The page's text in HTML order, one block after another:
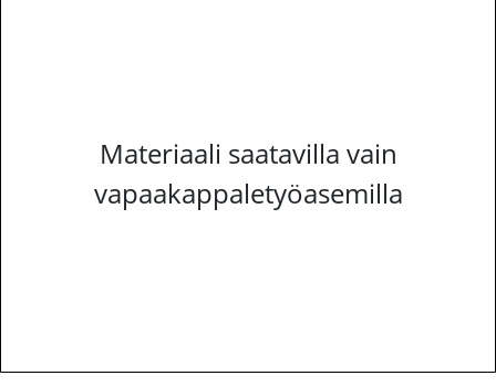
Materiaali saatavilla vain
vapaakappaletyöasemilla